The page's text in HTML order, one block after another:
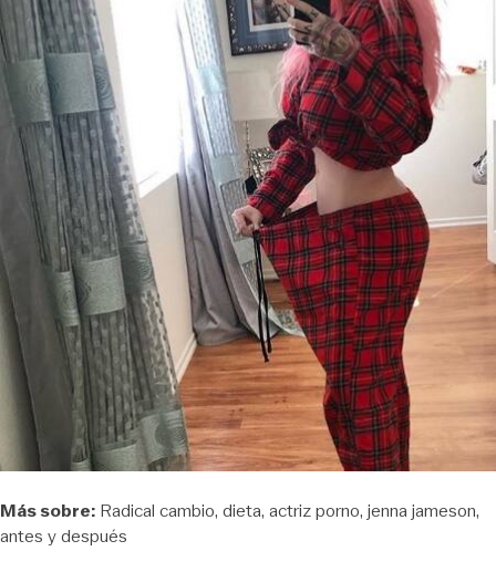
Más sobre: Radical cambio dieta actriz porno jenna jameson
antes y después